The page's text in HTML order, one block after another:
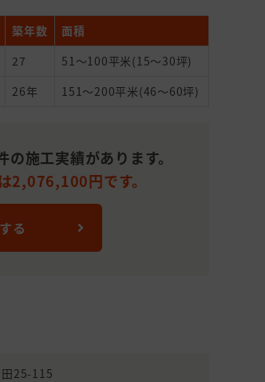
築年数
面積
27
51～100平米(15～30坪)
26年 151～200平米(46～60坪)
施工実績があります。
2,076,100円です。
る
25-115